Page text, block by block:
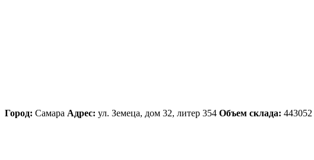
Город: Самара Адрес: ул. Земеца, дом 32, литер 354 Объем склада: 443052